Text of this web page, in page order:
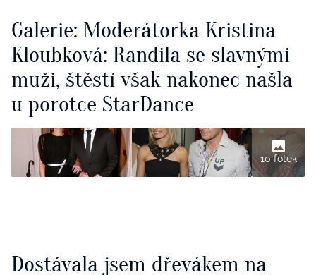
Galerie: Moderátorka Kristina
Kloubková: Randila se slavnými
muži, štěstí však nakonec našla
u porotce StarDance
10 fotek
Dostávala jsem dřevákem na